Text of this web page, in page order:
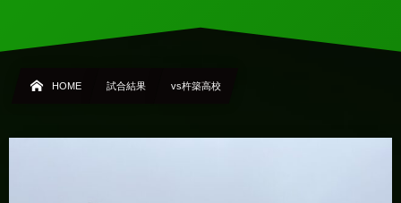
HOME 試合結果 vs杵築高校